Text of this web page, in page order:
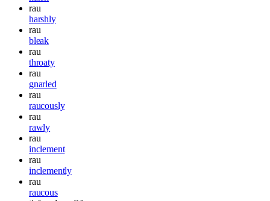
rau
harshly
rau
bleak
rau
throaty
rau
gnarled
rau
raucously
rau
rawly
rau
inclement
rau
inclemently
rau
raucous